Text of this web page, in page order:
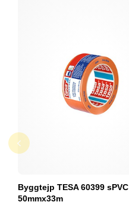
Byggtejp TESA 60399 sPVC
50mmx33m